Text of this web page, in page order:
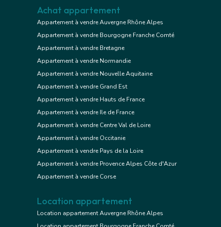
Achat appartement
Appartement à vendre Auvergne Rhône Alpes
Appartement à vendre Bourgogne Franche Comté
Appartement à vendre Bretagne
Appartement à vendre Normandie
Appartement à vendre Nouvelle Aquitaine
Appartement à vendre Grand Est
Appartement à vendre Hauts de France
Appartement à vendre Ile de France
Appartement à vendre Centre Val de Loire
Appartement à vendre Occitanie
Appartement à vendre Pays de la Loire
Appartement à vendre Provence Alpes Côte d'Azur
Appartement à vendre Corse
Location appartement
Location appartement Auvergne Rhône Alpes